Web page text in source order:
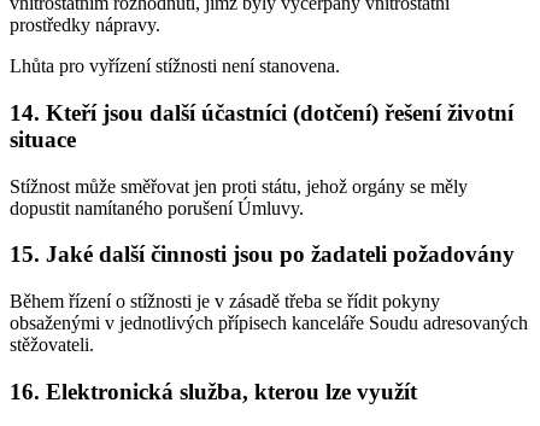
prostředky nápravy.
Lhůta pro vyřízení stížnosti není stanovena.
14. Kteří jsou další účastníci (dotčení) řešení životní
situace
Stížnost může směřovat jen proti státu, jehož orgány se měly
dopustit namítaného porušení Úmluvy.
15. Jaké další činnosti jsou po žadateli požadovány
Během řízení o stížnosti je v zásadě třeba se řídit pokyny
obsaženými v jednotlivých přípisech kanceláře Soudu adresovaných
stěžovateli.
16. Elektronická služba, kterou lze využít